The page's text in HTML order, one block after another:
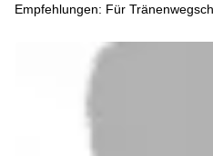
Empfehlungen: Für